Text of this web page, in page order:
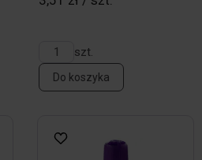
szt.
Do koszyka